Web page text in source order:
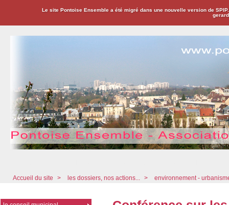
Le site Pontoise Ensemble a été migré dans une nouvelle version de
Accueil du site > les dossiers, nos actions... > environnement -